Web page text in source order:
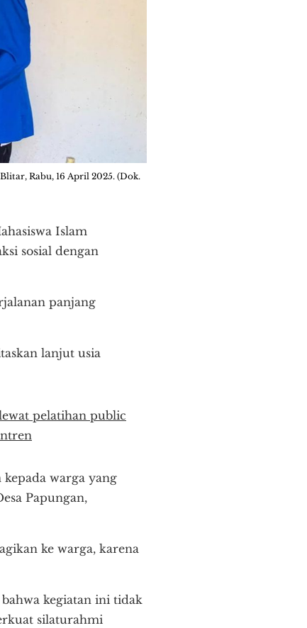
Rabu, 16 April 2025. (Dok.
Islam
sosial dengan
panjang
lanjut usia
pelatihan public
kepada warga yang
Papungan,
ke warga, karena
kegiatan ini tidak
silaturahmi